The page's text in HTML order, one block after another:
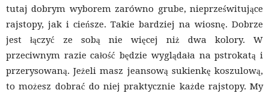
tutaj dobrym wyborem zarówno grube, nieprześwitujące
rajstopy, jak i cieńsze. Takie bardziej na wiosnę. Dobrze
jest łączyć ze sobą nie więcej niż dwa kolory. W
przeciwnym razie całość będzie wyglądała na pstrokatą i
przerysowaną. Jeżeli masz jeansową sukienkę koszulową,
to możesz dobrać do niej praktycznie każde rajstopy. My